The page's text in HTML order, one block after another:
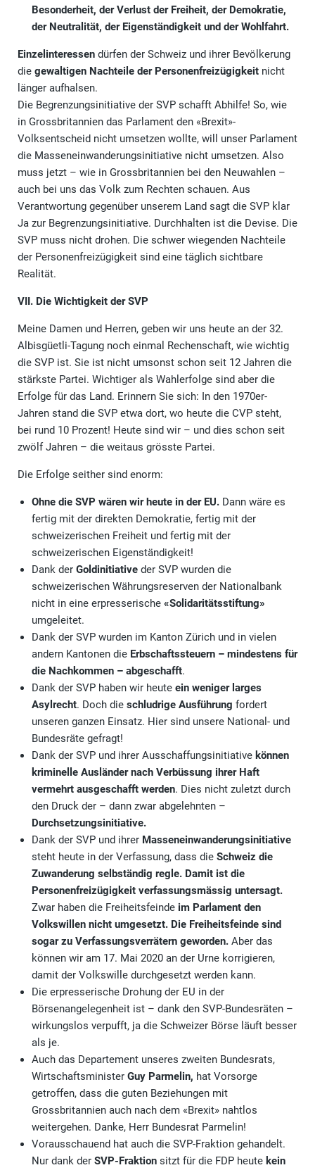
Besonderheit, der Verlust der Freiheit, der Demokratie,
der Neutralität, der Eigenständigkeit und der Wohlfahrt.
Einzelinteressen dürfen der Schweiz und ihrer Bevölkerung
die gewaltigen Nachteile der Personenfreizügigkeit nicht
länger aufhalsen.
Die Begrenzungsinitiative der SVP schafft Abhilfe! So, wie
in Grossbritannien das Parlament den «Brexit»-
Volksentscheid nicht umsetzen wollte, will unser Parlament
die Masseneinwanderungsinitiative nicht umsetzen. Also
muss jetzt – wie in Grossbritannien bei den Neuwahlen –
auch bei uns das Volk zum Rechten schauen. Aus
Verantwortung gegenüber unserem Land sagt die SVP klar
Ja zur Begrenzungsinitiative. Durchhalten ist die Devise. Die
SVP muss nicht drohen. Die schwer wiegenden Nachteile
der Personenfreizügigkeit sind eine täglich sichtbare
Realität.
VII. Die Wichtigkeit der SVP
Meine Damen und Herren, geben wir uns heute an der 32.
Albisgüetli-Tagung noch einmal Rechenschaft, wie wichtig
die SVP ist. Sie ist nicht umsonst schon seit 12 Jahren die
stärkste Partei. Wichtiger als Wahlerfolge sind aber die
Erfolge für das Land. Erinnern Sie sich: In den 1970er-
Jahren stand die SVP etwa dort, wo heute die CVP steht,
bei rund 10 Prozent! Heute sind wir – und dies schon seit
zwölf Jahren – die weitaus grösste Partei.
Die Erfolge seither sind enorm:
Ohne die SVP wären wir heute in der EU. Dann wäre es
fertig mit der direkten Demokratie, fertig mit der
schweizerischen Freiheit und fertig mit der
schweizerischen Eigenständigkeit!
Dank der Goldinitiative der SVP wurden die
schweizerischen Währungsreserven der Nationalbank
nicht in eine erpresserische «Solidaritätsstiftung»
umgeleitet.
Dank der SVP wurden im Kanton Zürich und in vielen
andern Kantonen die Erbschaftssteuern – mindestens für
die Nachkommen – abgeschafft.
Dank der SVP haben wir heute ein weniger larges
Asylrecht. Doch die schludrige Ausführung fordert
unseren ganzen Einsatz. Hier sind unsere National- und
Bundesräte gefragt!
Dank der SVP und ihrer Ausschaffungsinitiative können
kriminelle Ausländer nach Verbüssung ihrer Haft
vermehrt ausgeschafft werden. Dies nicht zuletzt durch
den Druck der – dann zwar abgelehnten –
Durchsetzungsinitiative.
Dank der SVP und ihrer Masseneinwanderungsinitiative
steht heute in der Verfassung, dass die Schweiz die
Zuwanderung selbständig regle. Damit ist die
Personenfreizügigkeit verfassungsmässig untersagt.
Zwar haben die Freiheitsfeinde im Parlament den
Volkswillen nicht umgesetzt. Die Freiheitsfeinde sind
sogar zu Verfassungsverrätern geworden. Aber das
können wir am 17. Mai 2020 an der Urne korrigieren,
damit der Volkswille durchgesetzt werden kann.
Die erpresserische Drohung der EU in der
Börsenangelegenheit ist – dank den SVP-Bundesräten –
wirkungslos verpufft, ja die Schweizer Börse läuft besser
als je.
Auch das Departement unseres zweiten Bundesrats,
Wirtschaftsminister Guy Parmelin, hat Vorsorge
getroffen, dass die guten Beziehungen mit
Grossbritannien auch nach dem «Brexit» nahtlos
weitergehen. Danke, Herr Bundesrat Parmelin!
Vorausschauend hat auch die SVP-Fraktion gehandelt.
Nur dank der SVP-Fraktion sitzt für die FDP heute kein